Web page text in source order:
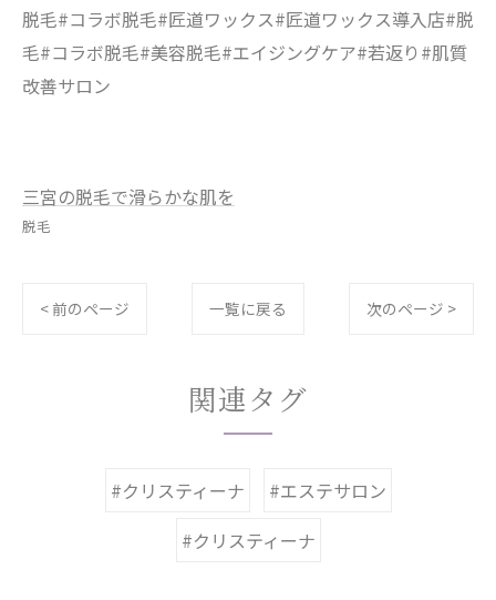
脱毛#コラボ脱毛#匠道ワックス#匠道ワックス導入店#脱
毛#コラボ脱毛#美容脱毛#エイジングケア#若返り#肌質
改善サロン
三宮の脱毛で滑らかな肌を
脱毛
< 前のページ 一覧に戻る 次のページ >
関連タグ
#クリスティーナ
#エステサロン
#クリスティーナ